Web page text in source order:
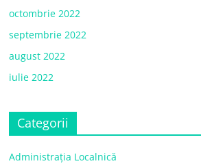
octombrie 2022
septembrie 2022
august 2022
iulie 2022
Categorii
Administrația Localnică